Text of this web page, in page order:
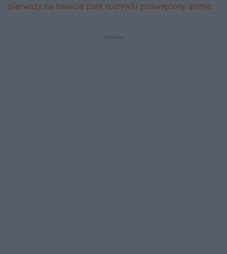
pierwszy na świecie park rozrywki poświęcony anime